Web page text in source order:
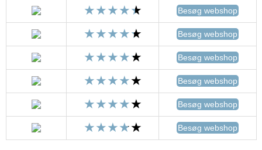
Besøg webshop
Besøg webshop
Besøg webshop
Besøg webshop
Besøg webshop
Besøg webshop